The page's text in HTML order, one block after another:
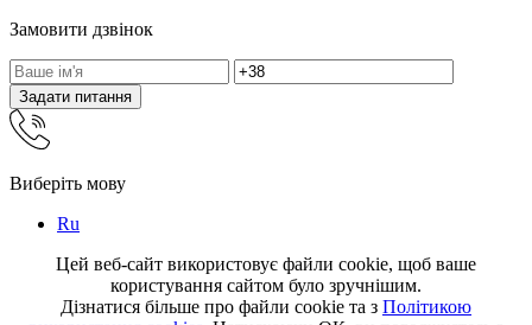
Замовити дзвінок
Задати питання
Виберіть мову
Ru
Цей веб-сайт використовує файли cookie, щоб ваше
користування сайтом було зручнішим.
Дізнатися більше про файли cookie та з Політикою